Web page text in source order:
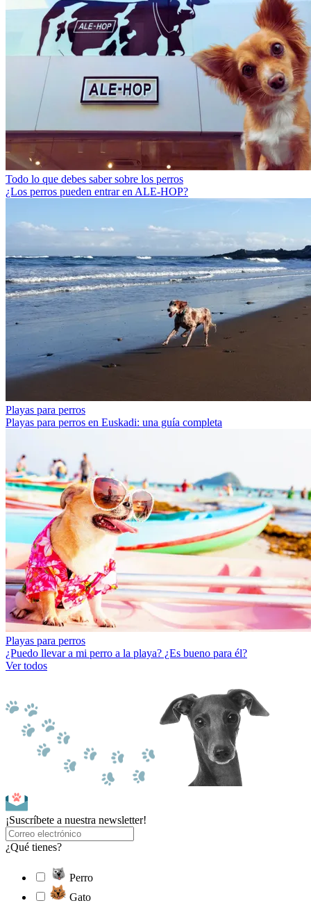
Todo lo que debes saber sobre los perros
¿Los perros pueden entrar en ALE-HOP?
Playas para perros
Playas para perros en Euskadi: una guía completa
Playas para perros
¿Puedo llevar a mi perro a la playa? ¿Es bueno para él?
Ver todos
¡Suscríbete a nuestra newsletter!
¿Qué tienes?
Perro
Gato